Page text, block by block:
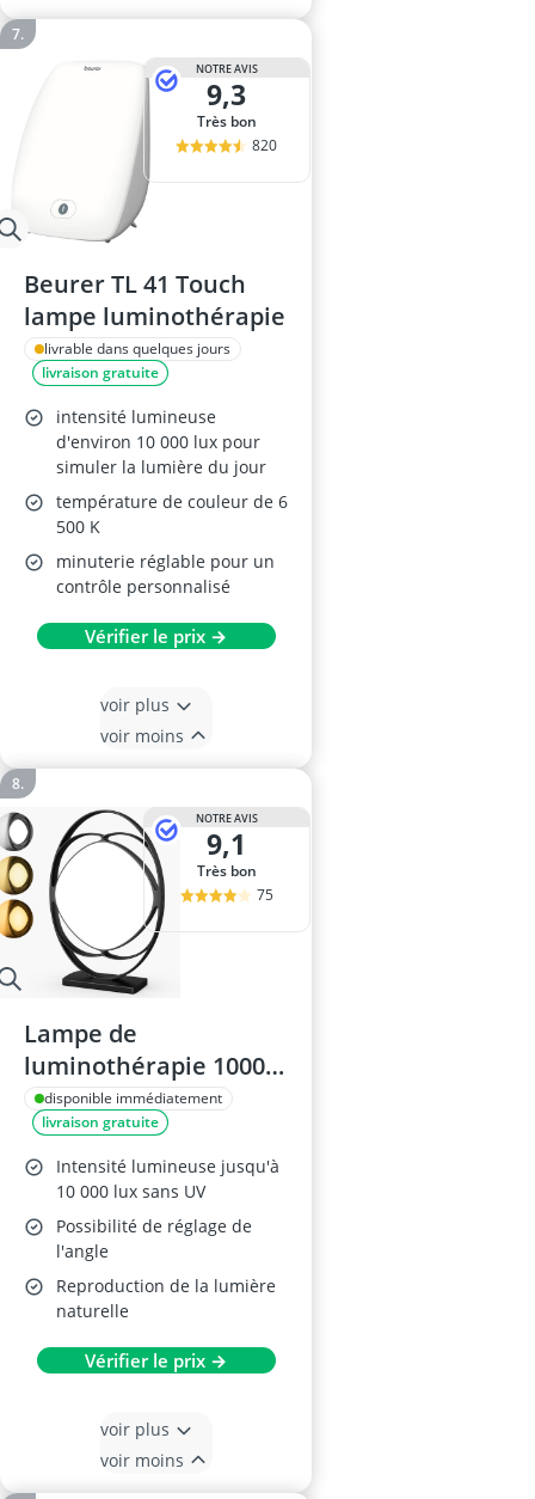
NOTRE AVIS
9,3
Très bon
820
Beurer TL 41 Touch
lampe luminothérapie
livrable dans quelques jours
livraison gratuite
intensité lumineuse
d'environ 10 000 lux pour
simuler la lumière du jour
température de couleur de 6
500 K
minuterie réglable pour un
contrôle personnalisé
Vérifier le prix →
voir plus
voir moins
NOTRE AVIS
9,1
Très bon
75
Lampe de
luminothérapie 10000
Lux Noire
disponible immédiatement
livraison gratuite
Intensité lumineuse jusqu'à
10 000 lux sans UV
Possibilité de réglage de
l'angle
Reproduction de la lumière
naturelle
Vérifier le prix →
voir plus
voir moins